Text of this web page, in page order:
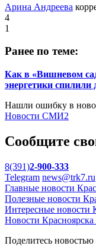
Арина Андреева
4
1
Ранее по теме:
Как в «Вишневом
энергетики спилили
Нашли ошибку в
Новости СМИ2
Сообщите
8(391)2-900-333
Telegram news@trk7.ru
Главные новости
Полезные новости
Интересные новости
Новости
Поделитесь новостью